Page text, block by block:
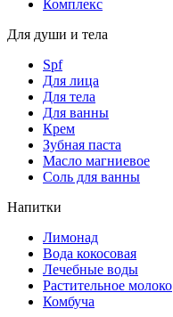
Комплекс
Для души и тела
Spf
Для лица
Для тела
Для ванны
Крем
Зубная паста
Масло магниевое
Соль для ванны
Напитки
Лимонад
Вода кокосовая
Лечебные воды
Растительное молоко
Комбуча